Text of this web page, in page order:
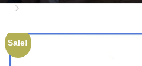
Sale!